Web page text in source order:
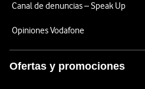
Canal de denuncias – Speak Up
Opiniones Vodafone
Ofertas y promociones